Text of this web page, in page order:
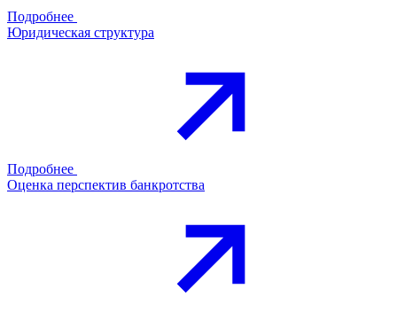
Подробнее
Юридическая структура
Подробнее
Оценка перспектив банкротства